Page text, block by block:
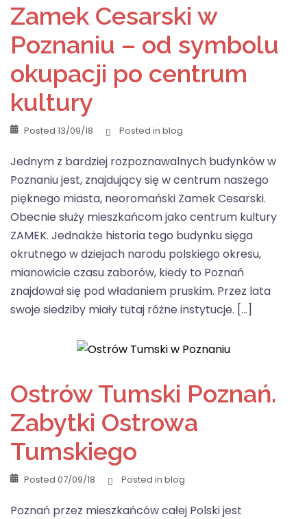
Zamek Cesarski w
Poznaniu – od symbolu
okupacji po centrum
kultury
Posted 13/09/18 Posted in blog
Jednym z bardziej rozpoznawalnych budynków w
Poznaniu jest, znajdujący się w centrum naszego
pięknego miasta, neoromański Zamek Cesarski.
Obecnie służy mieszkańcom jako centrum kultury
ZAMEK. Jednakże historia tego budynku sięga
okrutnego w dziejach narodu polskiego okresu,
mianowicie czasu zaborów, kiedy to Poznań
znajdował się pod władaniem pruskim. Przez lata
swoje siedziby miały tutaj różne instytucje. […]
Ostrów Tumski Poznań.
Zabytki Ostrowa
Tumskiego
Posted 07/09/18 Posted in blog
Poznań przez mieszkańców całej Polski jest